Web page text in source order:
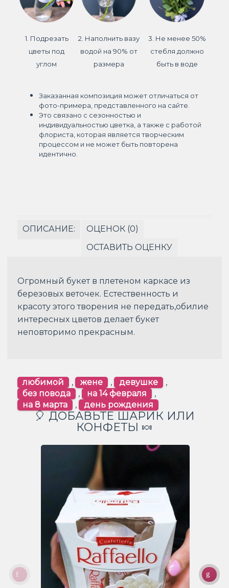
1. Подрезать
цветы под
углом
2. Наполнить вазу
водой на 90% от
размера
3. Не менее 50%
стебля должно
быть в воде
Заказанная композиция может отличаться от
фото-примера, представленного на сайте.
Это связано с сезонностью и
индивидуальностью цветка, а также с работой
флориста, которая является творческим
процессом и не может быть повторена
идентично.
ОПИСАНИЕ:
ОЦЕНОК (0)
ОСТАВИТЬ ОЦЕНКУ
Огромный букет в плетеном каркасе из
березовых веточек. Естественность и
красоту этого творения не передать,обилие
интересных цветов делает букет
неповторимо прекрасным.
любимой , жене , девушке
,
без повода
, на 14 февраля
,
на 8 марта
, день рождения
🎈 ДОБАВЬТЕ ШАРИК ИЛИ
КОНФЕТЫ 🍬